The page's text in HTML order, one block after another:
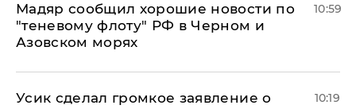
Мадяр сообщил хорошие новости по
"теневому флоту" РФ в Черном и
Азовском морях
10:59
Усик сделал громкое заявление о
10:19